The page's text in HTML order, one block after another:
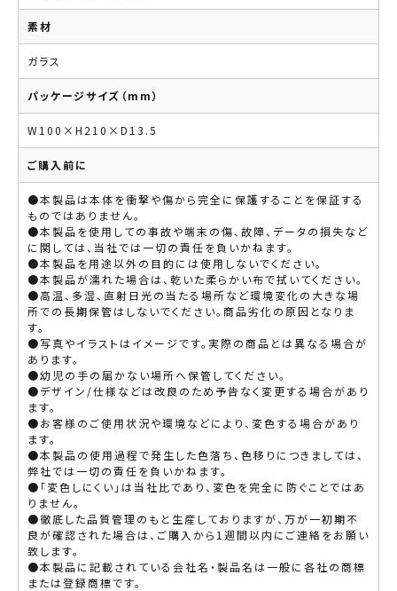
素材
ガラス
パッケージサイズ（mm）
W100×H210×D13.5
ご購入前に
●本製品は本体を衝撃や傷から完全に保護することを保証する
ものではありません。
●本製品を使用しての事故や端末の傷、故障、データの損失など
に関しては、当社では一切の責任を負いかねます。
●本製品を用途以外の目的には使用しないでください。
●本製品が濡れた場合は、乾いた柔らかい布で拭いてください。
●高温、多湿、直射日光の当たる場所など環境変化の大きな場
所での長期保管はしないでください。商品劣化の原因となりま
す。
●写真やイラストはイメージです。実際の商品とは異なる場合が
あります。
●幼児の手の届かない場所へ保管してください。
●デザイン/仕様などは改良のため予告なく変更する場合があり
ます。
●お客様のご使用状況や環境などにより、変色する場合があり
ます。
●本製品の使用過程で発生した色落ち、色移りにつきましては、
弊社では一切の責任を負いかねます。
●「変色しにくい」は当社比であり、変色を完全に防ぐことではあ
りません。
●徹底した品質管理のもと生産しておりますが、万が一初期不
良が確認された場合は、ご購入から1週間以内にご連絡をお願い
致します。
●本製品に記載されている会社名・製品名は一般に各社の商標
または登録商標です。